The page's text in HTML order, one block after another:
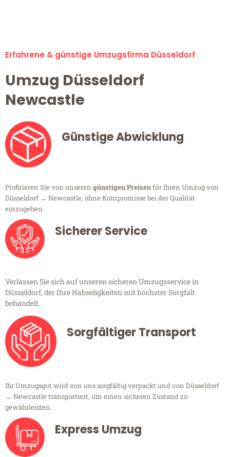
Erfahrene & günstige Umzugsfirma Düsseldorf
Umzug Düsseldorf
Newcastle
Günstige Abwicklung
Profitieren Sie von unseren günstigen Preisenfür Ihren Umzug von
Düsseldorf → Newcastle, ohne Kompromisse bei der Qualität
einzugehen.
Sicherer Service
Verlassen Sie sich auf unseren sicheren Umzugsservice in
Düsseldorf, der Ihre Habseligkeiten mit höchster Sorgfalt
behandelt.
Sorgfältiger Transport
Ihr Umzugsgut wird von uns sorgfältig verpackt und von Düsseldorf
→ Newcastle transportiert, um einen sicheren Zustand zu
gewährleisten.
Express Umzug